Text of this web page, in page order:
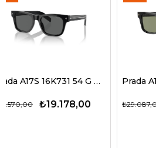
Prada A17S 16K20G 54 Unisex Güneş Gözlükleri
₺23.270,00
₺29.087,00